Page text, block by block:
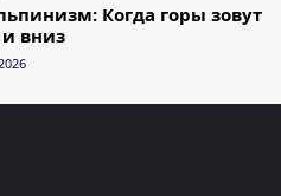
Когда горы зовут
вниз